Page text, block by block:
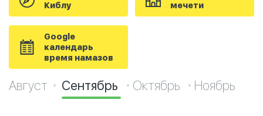
Киблу
мечети
Google
календарь
время намазов
Август Сентябрь Октябрь Ноябрь